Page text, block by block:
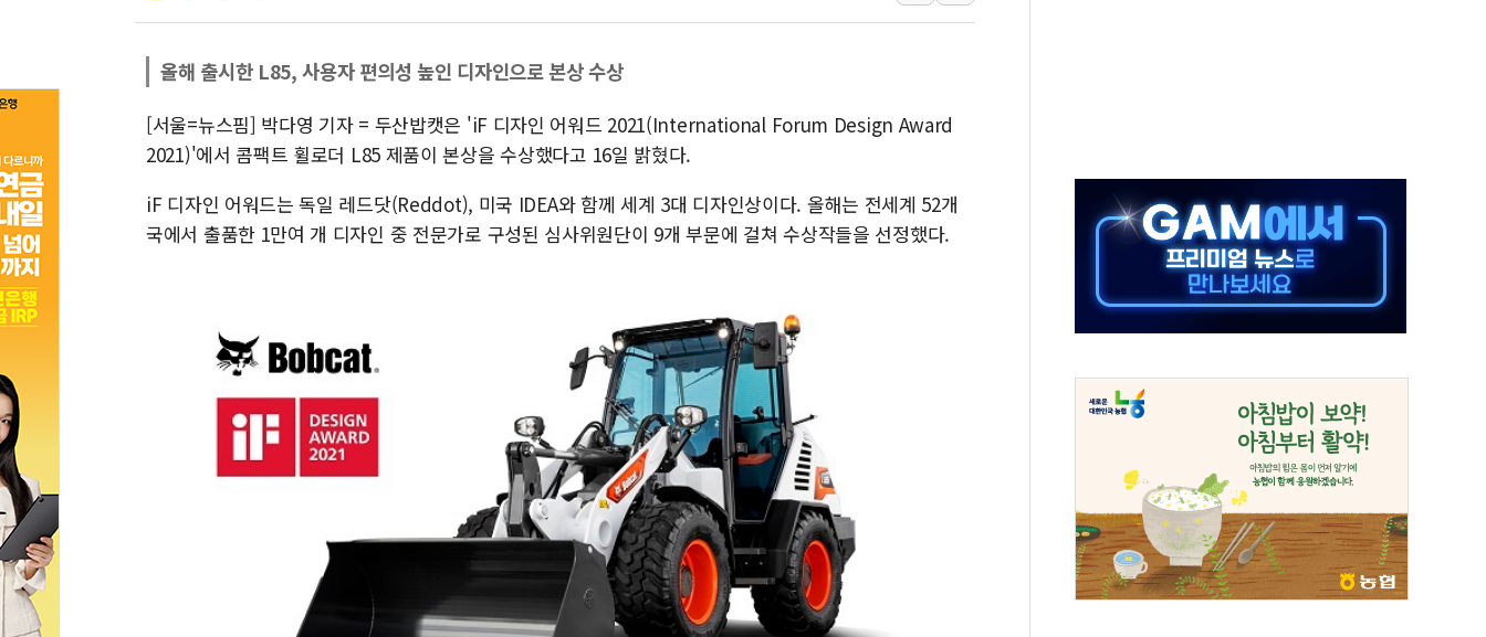
청와대, 북한 단거리 탄도미사일 발사에 긴급 안보 점검회의
러, 1인칭시점 드론으로 우크라 민간인 '사파리' 공격… 시민들 공포감 극대화 전략
'월가의 황제' 다이먼 "금융시장 레버리지 위험수위…숨은 차입이 더 큰 변수"
양주 섬유염색공장서 화재 1명 중상…대응 1단계 진압 중
올해 출시한 L85, 사용자 편의성 높인 디자인으로 본상 수상
[서울=뉴스핌] 박다영 기자 = 두산밥캣은 'iF 디자인 어워드 2021(International Forum Design Award
2021)'에서 콤팩트 휠로더 L85 제품이 본상을 수상했다고 16일 밝혔다.
iF 디자인 어워드는 독일 레드닷(Reddot), 미국 IDEA와 함께 세계 3대 디자인상이다. 올해는 전세계 52개
국에서 출품한 1만여 개 디자인 중 전문가로 구성된 심사위원단이 9개 부문에 걸쳐 수상작들을 선정했다.